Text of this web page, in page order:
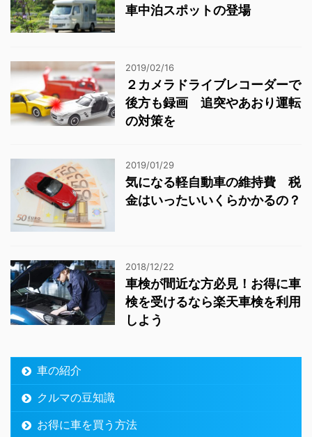
車中泊スポットの登場
2019/02/16
２カメラドライブレコーダーで
後方も録画 追突やあおり運転
の対策を
2019/01/29
気になる軽自動車の維持費 税
金はいったいいくらかかるの？
2018/12/22
車検が間近な方必見！お得に車
検を受けるなら楽天車検を利用
しよう
車の紹介
クルマの豆知識
お得に車を買う方法